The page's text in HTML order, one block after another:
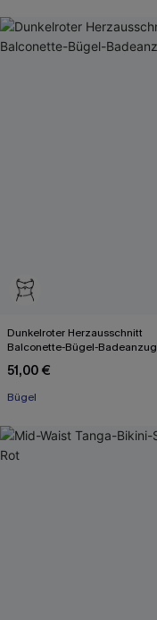
Dunkelroter Herzausschnitt
Balconette-Bügel-Badeanzug
51,00 €
Mit Gratis-Maßband
Mit Gratis-Maßband